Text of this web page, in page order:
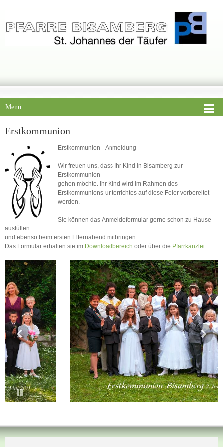
Menü
Erstkommunion
Erstkommunion - Anmeldung
Wir freuen uns, dass Ihr Kind in Bisamberg zur
Erstkommunion
gehen möchte. Ihr Kind wird im Rahmen des
Erstkommunions-unterrichtes auf diese Feier vorbereitet
werden.
Sie können das Anmeldeformular gerne schon zu Hause
ausfüllen
und ebenso beim ersten Elternabend mitbringen:
Das Formular erhalten sie im Downloadbereich oder über die Pfarrkanzlei.